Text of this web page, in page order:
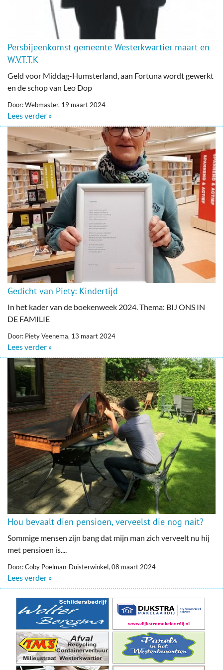
Persbijeenkomst gemeente Westerkwartier maart en
W.V.T.T.K
Geld voor Middag-Humsterland, aan Fortuna wordt gewerkt
en de schop van Leo Dop
Door: Webmaster, 19 maart 2024
Lees verder »
Gedicht van Piety: Kindertijd
In het kader van de boekenweek 2024. Thema: BIJ ONS IN
DE FAMILIE
Door: Piety Veenema, 13 maart 2024
Lees verder »
Hou bevaalt dien pensioen, verveelst die nog nait?
Sommige mensen zijn bang dat mijn man zich verveelt nu hij
met pensioen is....
Door: Coby Poelman-Duisterwinkel, 08 maart 2024
Lees verder »